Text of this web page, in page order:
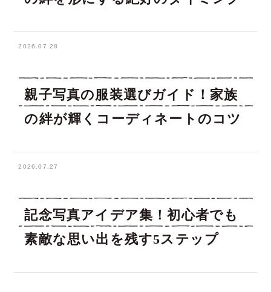
2026.07.28
親子写真の服装選びガイド！家族
の絆が輝くコーディネートのコツ
2026.07.27
記念写真アイデア集！初心者でも
素敵な思い出を残す5ステップ